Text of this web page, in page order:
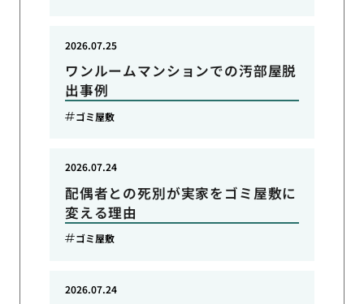
ワンルームマンションでの汚部屋脱
出事例
2026.07.25
ゴミ屋敷
配偶者との死別が実家をゴミ屋敷に
変える理由
2026.07.24
ゴミ屋敷
2026.07.24